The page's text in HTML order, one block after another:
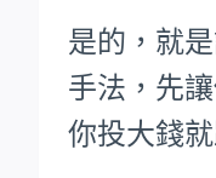
是的，就
手法，先
你投大錢就